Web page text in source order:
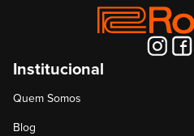
Institucional
Quem Somos
Blog